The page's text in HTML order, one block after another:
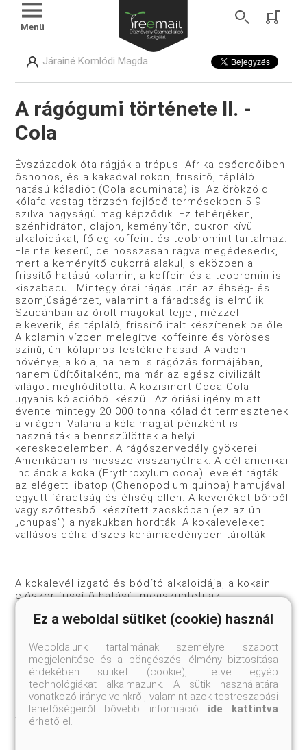
Menü
Járainé Komlódi Magda
A rágógumi története II. -
Cola
Évszázadok óta rágják a trópusi Afrika esőerdőiben
őshonos, és a kakaóval rokon, frissítő, tápláló
hatású kóladiót (Cola acuminata) is. Az örökzöld
kólafa vastag törzsén fejlődő termésekben 5-9
szilva nagyságú mag képződik. Ez fehérjéken,
szénhidráton, olajon, keményítőn, cukron kívül
alkaloidákat, főleg koffeint és teobromint tartalmaz.
Eleinte keserű, de hosszasan rágva megédesedik,
mert a keményítő cukorrá alakul, s eközben a
frissítő hatású kolamin, a koffein és a teobromin is
kiszabadul. Mintegy órai rágás után az éhség- és
szomjúságérzet, valamint a fáradtság is elmúlik.
Szudánban az őrölt magokat tejjel, mézzel
elkeverik, és tápláló, frissítő italt készítenek belőle.
A kolamin vízben melegítve koffeinre és vöröses
színű, ún. kólapiros festékre hasad. A vadon
növénye, a kóla, ha nem is rágózás formájában,
hanem üdítőitalként, ma már az egész civilizált
világot meghódította. A közismert Coca-Cola
ugyanis kóladióból készül. Az óriási igény miatt
évente mintegy 20 000 tonna kóladiót termesztenek
a világon. Valaha a kóla magját pénzként is
használták a bennszülöttek a helyi
kereskedelemben. A rágószenvedély gyökerei
Amerikában is messze visszanyúlnak. A dél-amerikai
indiánok a koka (Erythroxylum coca) levelét rágták
az elégett libatop (Chenopodium quinoa) hamujával
együtt fáradtság és éhség ellen. A keveréket bőrből
vagy szőttesből készített zacskóban (ez az ún.
„chupas”) a nyakukban hordták. A kokaleveleket
vallásos célra díszes kerámiaedényben tárolták.
A kokalevél izgató és bódító alkaloidája, a kokain
először frissítő hatású, megszünteti az
éhségérzetet és az alvásigényt. Huzamosabb és
rendszeres élvezete depressziót és súlyos
kokain alkaloidából 0,05 gramm már hat a központi
idegrendszerre, és kellemes eufóriás állapotot
okoz, színes hallucinációkkal. Nagyobb adag súlyos
rosszulléthez vezet, 1 gramm kokain pedig már
halálos adag. A világ először mint fontos helyi
érzéstelenítőt ismerte és használta, de csakhamar
veszedelmes kábítószer lett Európában is, csakúgy
Ez a weboldal sütiket (cookie) használ
Weboldalunk tartalmának személyre szabott
megjelenítése és a böngészési élmény biztosítása
érdekében sütiket (cookie), illetve egyéb
technológiákat alkalmazunk. A sütik használatára
vonatkozó irányelveinkről, valamint azok testreszabási
lehetőségeiről bővebb információ ide kattintva
érhető el.